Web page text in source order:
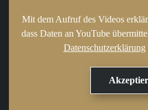
Mit dem Aufruf des Videos
dass Daten an YouTube
Datenschutzerklärung